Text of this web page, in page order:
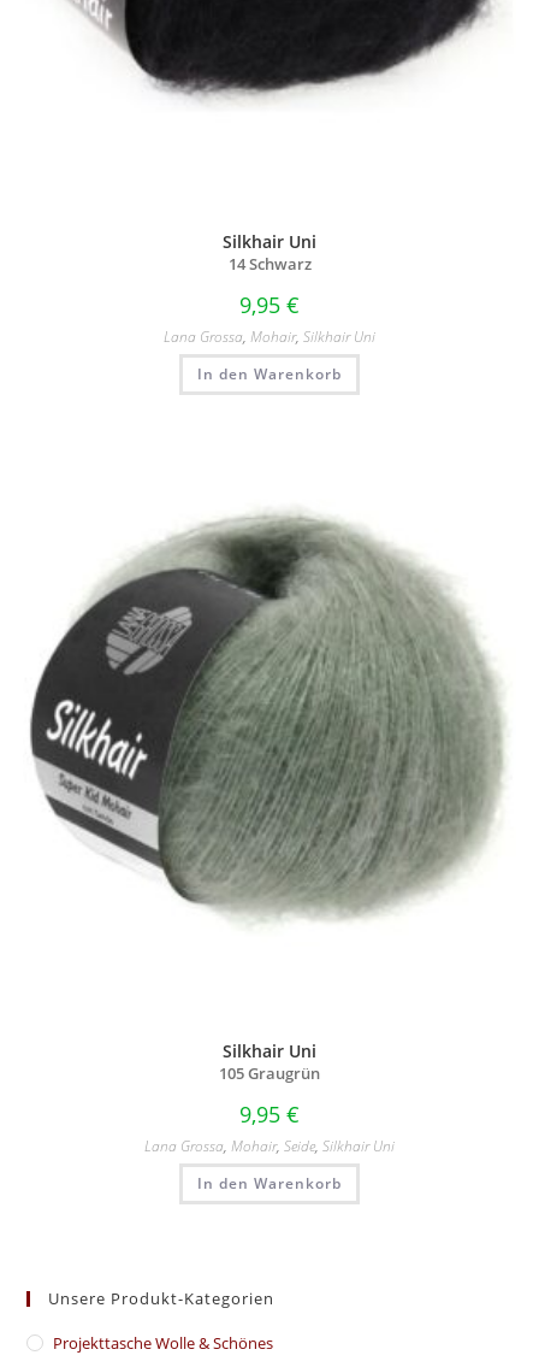
Silkhair Uni
14 Schwarz
9,95 €
Lana Grossa, Mohair, Silkhair Uni
In den Warenkorb
Silkhair Uni
105 Graugrün
9,95 €
Lana Grossa, Mohair, Seide, Silkhair Uni
In den Warenkorb
Unsere Produkt-Kategorien
​Projekttasche Wolle & Schönes